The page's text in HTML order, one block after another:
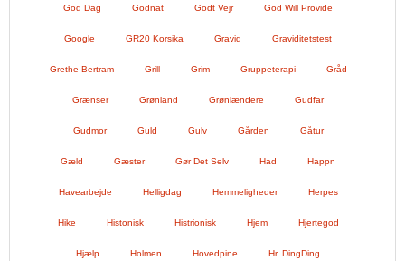
God Dag Godnat Godt Vejr God Will Provide
Google GR20 Korsika Gravid Graviditetstest
Grethe Bertram Grill Grim Gruppeterapi Gråd
Grænser Grønland Grønlændere Gudfar
Gudmor Guld Gulv Gården Gåtur
Gæld Gæster Gør Det Selv Had Happn
Havearbejde Helligdag Hemmeligheder Herpes
Hike Histonisk Histrionisk Hjem Hjertegod
Hjælp Holmen Hovedpine Hr. DingDing